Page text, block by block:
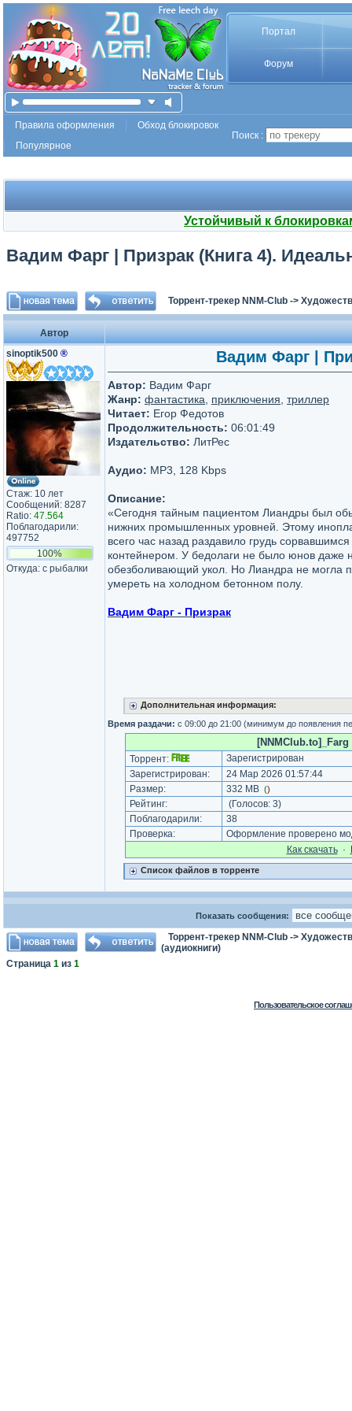
Портал
Форум
Правила оформления
Обход блокировок
Популярное
Поиск :
Устойчивый к
Вадим Фарг | Призрак (Книга 4).
Торрент-трекер NNM-Club ->
Автор
sinoptik500 ®
Стаж: 10 лет
Сообщений: 8287
Ratio: 47.564
Поблагодарили:
497752
100%
Откуда: с рыбалки
Вадим Фарг |
Автор: Вадим Фарг
Жанр: фантастика приключения триллер
Читает: Егор Федотов
Продолжительность: 06:01:49
Издательство: ЛитРес
Аудио: MP3, 128 Kbps
Описание:
«Сегодня тайным пациентом Лиандры был
нижних промышленных уровней. Этому
всего час назад раздавило грудь
контейнером. У бедолаги не было юнов
обезболивающий укол. Но Лиандра не могла
умереть на холодном бетонном полу.
Вадим Фарг - Призрак
Дополнительная информация:
Время раздачи: с 09:00 до 21:00 (минимум до появления
Торрент:
Зарегистрирован
Зарегистрирован:
24 Мар 2026 01:57:44
Размер:
332 MB ()
Рейтинг: (Голосов: 3)
Поблагодарили:
38
Проверка:
Оформление проверено
Как cкачать·
Список файлов в торренте
Показать сообщения:
Торрент-трекер NNM-Club ->
(аудиокниги)
Страница 1 из 1
Пользовательское